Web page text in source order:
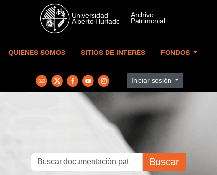
Skip to main content
QUIENES SOMOS SITIOS DE INTERÉS FONDOS
Iniciar sesión
Buscar